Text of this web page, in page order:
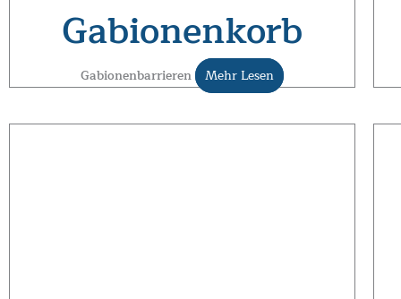
Gabionenkorb
Gabionenbarrieren Mehr Lesen